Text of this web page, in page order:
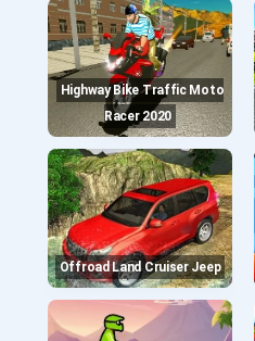
Highway Bike Traffic Moto
Racer 2020
Offroad Land Cruiser Jeep